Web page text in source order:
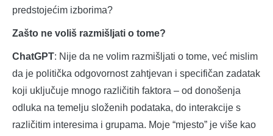
predstojećim izborima?
Zašto ne voliš razmišljati o tome?
ChatGPT: Nije da ne volim razmišljati o tome, već mislim
da je politička odgovornost zahtjevan i specifičan zadatak
koji uključuje mnogo različitih faktora – od donošenja
odluka na temelju složenih podataka, do interakcije s
različitim interesima i grupama. Moje “mjesto” je više kao